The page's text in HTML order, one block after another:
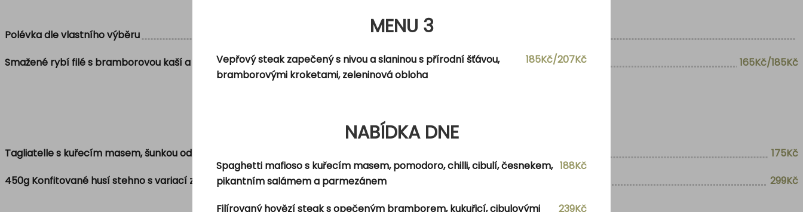
Polévka dle vlastního výběru
Smažené rybí filé s bramborovou kaší a máslovou zeleninou, citró
165Kč/185Kč
NABÍDKA DNE
Tagliatelle s kuřecím masem, šunkou od kosti, bílou cibulí, česnekem, smetanou a parmezánem
175Kč
450g Konfitované husí stehno s variací zelí a knedlíků, přelité silnou omáčkou z výpeku, vídeňská cibulka
299Kč
MENU 3
Vepřový steak zapečený s nivou a slaninou s přírodní šťávou,
bramborovými kroketami, zeleninová obloha
185Kč/207Kč
NABÍDKA DNE
Spaghetti mafioso s kuřecím masem, pomodoro, chilli, cibulí, česnekem,
pikantním salámem a parmezánem
188Kč
Filírovaný hovězí steak s opečeným bramborem, kukuřicí, cibulovými
239Kč